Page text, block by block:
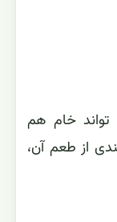
خام هم
از طعم آن،